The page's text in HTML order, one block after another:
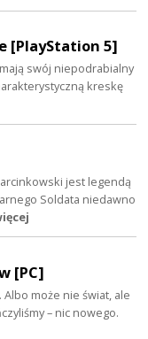
[PlayStation 5]
swój niepodrabialny
kreskę
jest legendą
Soldata niedawno
[PC]
może nie świat, ale
– nic nowego.